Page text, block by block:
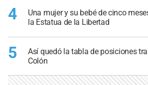
4
Una mujer y su bebé de cinco
la Estatua de la Libertad
5
Así quedó la tabla de posiciones
Colón